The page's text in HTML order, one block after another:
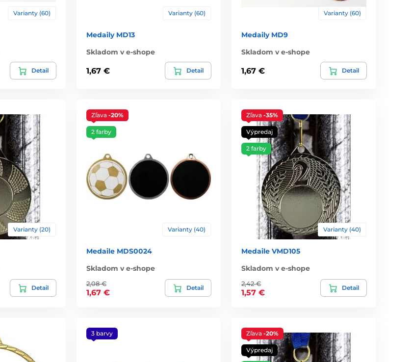
Varianty (60)
Detail
Varianty (60)
Medaily MD13
Skladom v e-shope
1,67 € Detail
Varianty (60)
Medaily MD9
Skladom v e-shope
1,67 € Detail
Varianty (20)
Detail
Zľava -20%
2 farby
Varianty (40)
Medaile MDS0024
Skladom v e-shope
2,08 €
1,67 €
Detail
Zľava-35%
Výpredaj
2 farby
Varianty (40)
Medaile VMD105
Skladom v e-shope
2,42 €
1,57 €
Detail
3 barvy Zľava-20%
Výpredaj